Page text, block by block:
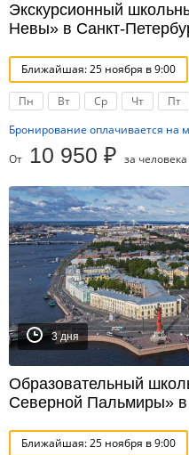
Экскурсионный
Невы» в Санкт-
Ближайшая: 25 ноября в 9:00
Пн Вт Ср Чт Пт
Бронирование оплачивается на
От 10 950 ₽ за человека
3 дня
Образовательный
Северной Пальмиры» в
Ближайшая: 25 ноября в 9:00